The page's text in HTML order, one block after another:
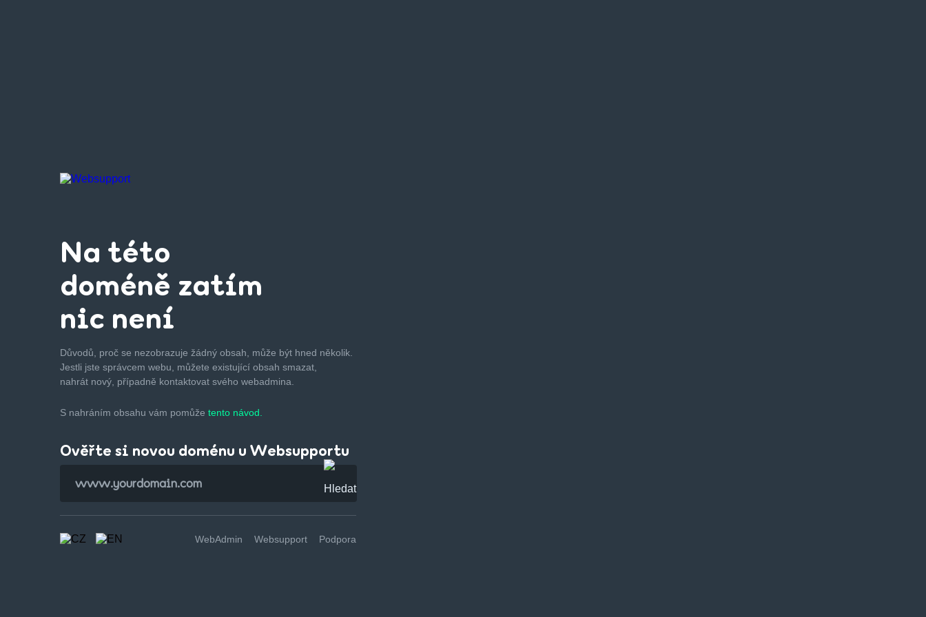
Na této
doméně zatím
nic není
Důvodů, proč se nezobrazuje žádný obsah, může být hned několik.
Jestli jste správcem webu, můžete existující obsah smazat,
nahrát nový, případně kontaktovat svého webadmina.
S nahráním obsahu vám pomůže tento návod.
Ověřte si novou doménu u Websupportu
WebAdmin Websupport Podpora